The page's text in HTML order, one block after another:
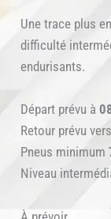
Une trace plus
difficulté
endurisants.
Départ prévu à
Retour prévu vers
Pneus minimum
Niveau